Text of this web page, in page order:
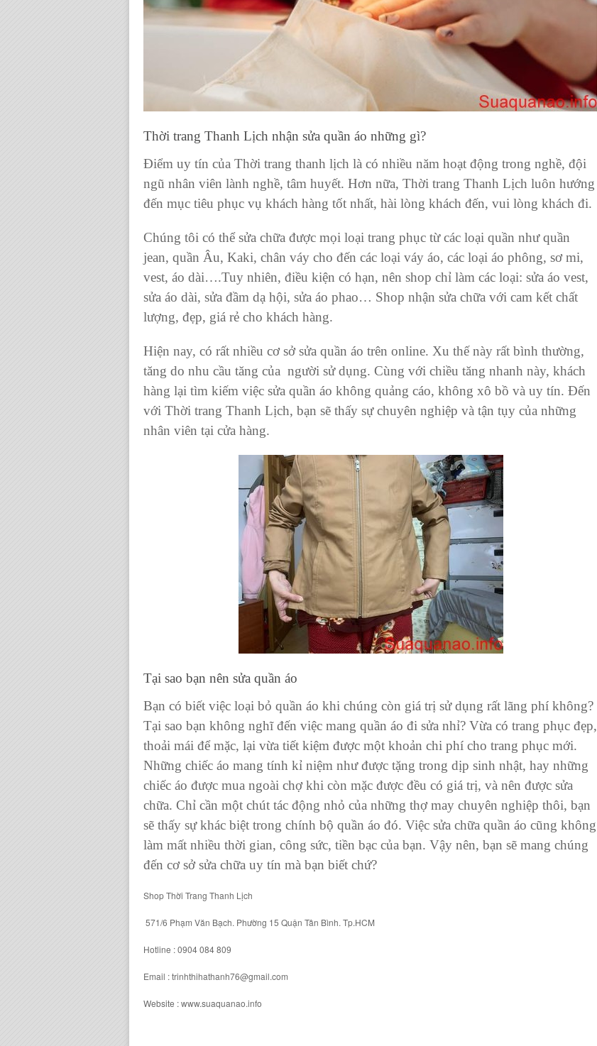
Thời trang Thanh Lịch nhận sửa quần áo những gì?
Điểm uy tín của Thời trang thanh lịch là có nhiều năm hoạt động trong nghề, đội
ngũ nhân viên lành nghề, tâm huyết. Hơn nữa, Thời trang Thanh Lịch luôn hướng
đến mục tiêu phục vụ khách hàng tốt nhất, hài lòng khách đến, vui lòng khách đi.
Chúng tôi có thểsửa chữa được mọi loại trang phục từ các loại quần nhưquần
jean, quần Âu, Kaki, chân váy cho đến các loại váy áo, các loại áo phông, sơ mi,
vest, áo dài….Tuy nhiên, điều kiện có hạn, nên shop chỉ làm các loại: sửa áo vest,
sửa áo dài, sửa đầm dạ hội, sửa áo phao… Shop nhận sửa chữa với cam kết chất
lượng, đẹp, giá rẻ cho khách hàng.
Hiện nay, có rất nhiều cơ sởsửa quần áo trên online. Xu thế này rất bình thường,
tăng do nhu cầu tăng của người sử dụng. Cùng với chiều tăng nhanh này, khách
hàng lại tìm kiếm việc sửa quần áo không quảng cáo, không xô bồ và uy tín. Đến
với Thời trang Thanh Lịch, bạn sẽ thấy sự chuyên nghiệp và tận tụy của những
nhân viên tại cửa hàng.
Tại sao bạn nên sửa quần áo
Bạn có biết việc loại bỏ quần áo khi chúng còn giá trị sử dụng rất lãng phí không?
Tại sao bạn không nghĩ đến việc mang quần áo đi sửa nhỉ? Vừa có trang phục đẹp,
thoải mái để mặc, lại vừa tiết kiệm được một khoản chi phí cho trang phục mới.
Những chiếc áo mang tính kỉ niệm như được tặng trong dịp sinh nhật, hay những
chiếc áo được mua ngoài chợ khi còn mặc được đều có giá trị, và nên được sửa
chữa. Chỉ cần một chút tác động nhỏ của những thợ may chuyên nghiệp thôi, bạn
sẽ thấy sự khác biệt trong chính bộ quần áo đó. Việc sửa chữa quần áo cũng không
làm mất nhiều thời gian, công sức, tiền bạc của bạn. Vậy nên, bạn sẽ mang chúng
đến cơ sở sửa chữa uy tín mà bạn biết chứ?
Shop Thời Trang Thanh Lịch
571/6 Phạm Văn Bạch. Phường 15 Quận Tân Bình. Tp.HCM
Hotline : 0904 084 809
Email : trinhthihathanh76@gmail.com
Website : www.suaquanao.info